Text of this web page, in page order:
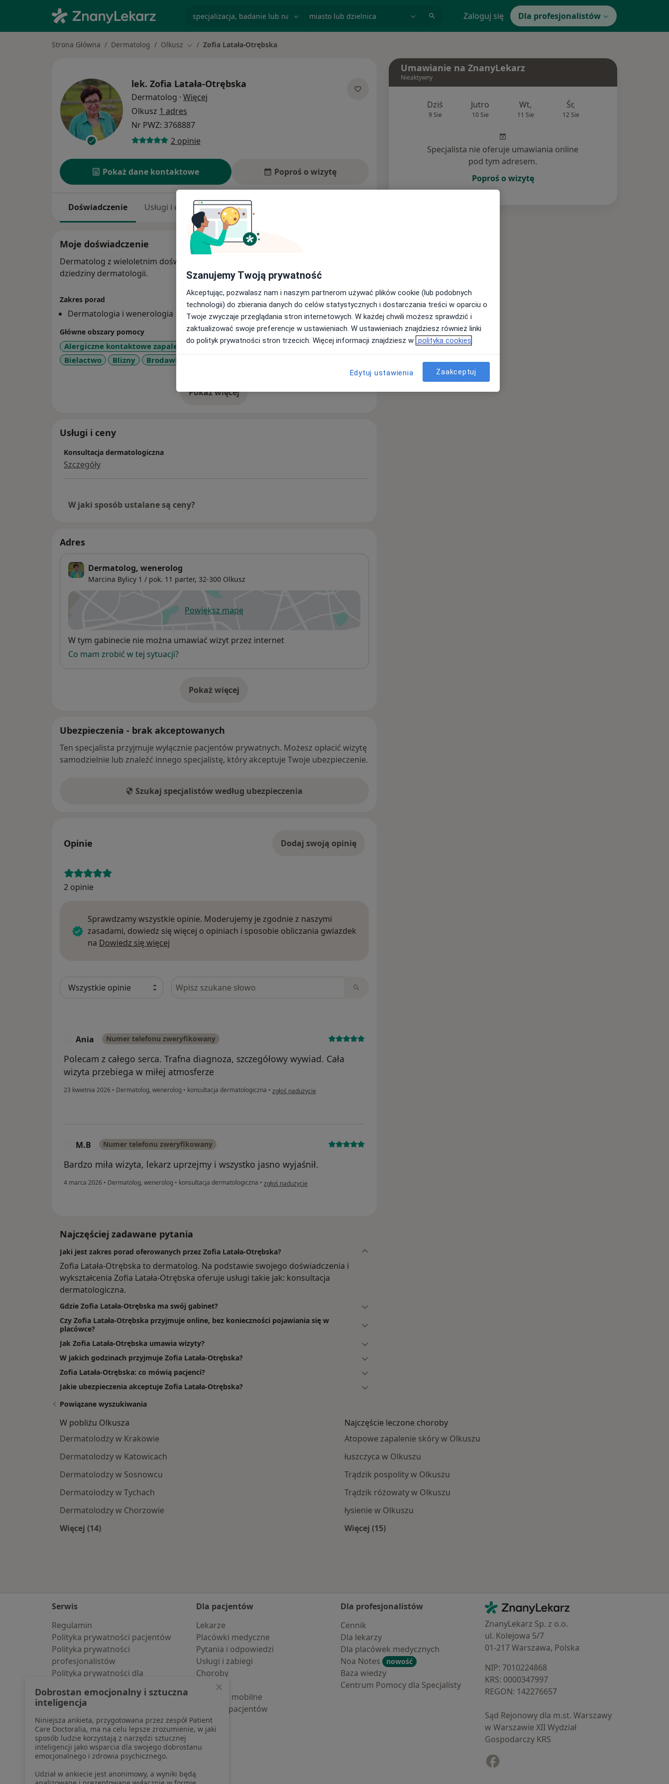
Zaloguj się Dla profesjonalistów
Strona Główna Dermatolog Olkusz Zmień miasto
Zofia Latała-Otrębska
lek. Zofia Latała-Otrębska
Dermatolog · Więcej
Olkusz 1 adres
Nr PWZ: 3768887
2 opinie
Pokaż dane kontaktowe Poproś o wizytę
Doświadczenie Usługi i ceny Adresy
Moje doświadczenie
Dermatolog z wieloletnim doświadczeniem, specjalista drugiego stopnia z
dziedziny dermatologii.
Zakres porad
Dermatologia i wenerologia
Główne obszary pomocy
Alergiczne kontaktowe zapalenie skóry
Atopowe zapalenie skóry
Bielactwo
Blizny Brodawki
Pokaż więcejo doświadczeniu
Usługi i ceny
Konsultacja dermatologiczna
Szczegóły
W jaki sposób ustalane są ceny?
Adres
Dermatolog, wenerolog
Marcina Bylicy 1 / pok. 11 parter, 32-300 Olkusz
Powiększ mapęotwiera się w nowej karcie
Dostępność
W tym gabinecie nie można umawiać wizyt przez internet
Co mam zrobić w tej sytuacji?
Pokaż więcej
o adresie
Ubezpieczenia - brak akceptowanych
Ten specjalista przyjmuje wyłącznie pacjentów prywatnych. Możesz opłacić wizytę
samodzielnie lub znaleźć innego specjalistę, który akceptuje Twoje ubezpieczenie.
Szukaj specjalistów według ubezpieczenia
Opinie Dodaj swoją opinię
2 opinie
Sprawdzamy wszystkie opinie. Moderujemy je zgodnie z naszymi
zasadami, dowiedz się więcej o opiniach i sposobie obliczania gwiazdek
na Dowiedz się więcej
Szukaj w opiniach
Ania Numer telefonu zweryfikowany
Polecam z całego serca. Trafna diagnoza, szczegółowy wywiad. Cała
wizyta przebiega w miłej atmosferze
23 kwietnia 2026 • Dermatolog, wenerolog • konsultacja dermatologiczna • w opinii użytkownika Ania
zgłoś nadużycie
M.B Numer telefonu zweryfikowany
Bardzo miła wizyta, lekarz uprzejmy i wszystko jasno wyjaśnił.
4 marca 2026 • Dermatolog, wenerolog • konsultacja dermatologiczna • w opinii użytkownika M.B
zgłoś nadużycie
Najczęściej zadawane pytania
Jaki jest zakres porad oferowanych przez Zofia Latała-Otrębska?
Zofia Latała-Otrębska to dermatolog. Na podstawie swojego doświadczenia i
wykształcenia Zofia Latała-Otrębska oferuje usługi takie jak: konsultacja
dermatologiczna.
Gdzie Zofia Latała-Otrębska ma swój gabinet?
Czy Zofia Latała-Otrębska przyjmuje online, bez konieczności pojawiania się w
placówce?
Jak Zofia Latała-Otrębska umawia wizyty?
W jakich godzinach przyjmuje Zofia Latała-Otrębska?
Zofia Latała-Otrębska: co mówią pacjenci?
Jakie ubezpieczenia akceptuje Zofia Latała-Otrębska?
Umawianie na ZnanyLekarz
Nieaktywny
Dziś
9 Sie
Jutro
10 Sie
Wt,
11 Sie
Śr,
12 Sie
Specjalista nie oferuje umawiania online
pod tym adresem.
Poproś o wizytę
Powiązane wyszukiwania
W pobliżu Olkusza
Dermatolodzy w Krakowie
Dermatolodzy w Katowicach
Dermatolodzy w Sosnowcu
Dermatolodzy w Tychach
Dermatolodzy w Chorzowie
Więcej (14)
Najczęście leczone choroby
Atopowe zapalenie skóry w Olkuszu
łuszczyca w Olkuszu
Trądzik pospolity w Olkuszu
Trądzik różowaty w Olkuszu
łysienie w Olkuszu
Więcej (15)
Serwis
Regulamin
Polityka prywatności pacjentów
Polityka prywatności
profesjonalistów
Polityka prywatności dla
pozyskaliśmy samodzielnie
Polityka cookies
Jak działają wyniki wyszukiwania
Dostępność
O nas
Praca Rekrutujemy!
Partnerzy
Centrum prasowe
Dla pacjentów
Lekarze
Placówki medyczne
Pytania i odpowiedzi
Usługi i zabiegi
Choroby
Pomoc
Aplikacje mobilne
Blog dla pacjentów
Dla profesjonalistów
Cennik
Dla lekarzy
Dla placówek medycznych
Noa Notes
nowość
Baza wiedzy
Centrum Pomocy dla Specjalisty
Kontakt
ZnanyLekarz - Strona główna
ZnanyLekarz Sp. z o.o.
ul. Kolejowa 5/7
01-217 Warszawa, Polska
NIP: ⁠7010224868
KRS: ⁠0000347997
REGON: ⁠142276657
Sąd Rejonowy dla m.st. Warszawy
w Warszawie XII Wydział
Gospodarczy KRS
Szanujemy Twoją prywatność
Akceptując, pozwalasz nam i naszym partnerom używać plików cookie (lub podobnych
technologii) do zbierania danych do celów statystycznych i dostarczania treści w oparciu o
Twoje zwyczaje przeglądania stron internetowych. W każdej chwili możesz sprawdzić i
zaktualizować swoje preferencje w ustawieniach. W ustawieniach znajdziesz również linki
do polityk prywatności stron trzecich. Więcej informacji znajdziesz w polityka cookies
Edytuj ustawienia Zaakceptuj
Dobrostan emocjonalny i sztuczna
inteligencja
Niniejsza ankieta, przygotowana przez zespół Patient
Care Doctoralia, ma na celu lepsze zrozumienie, w jaki
sposób ludzie korzystają z narzędzi sztucznej
inteligencji jako wsparcia dla swojego dobrostanu
emocjonalnego i zdrowia psychicznego.
Udział w ankiecie jest anonimowy, a wyniki będą